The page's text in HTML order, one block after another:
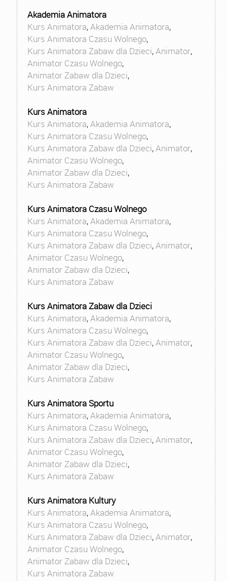
Akademia Animatora
Kurs Animatora,Akademia Animatora,
Kurs Animatora Czasu Wolnego,
Kurs Animatora Zabaw dla Dzieci,Animator,
Animator Czasu Wolnego,
Animator Zabaw dla Dzieci,
Kurs Animatora Zabaw
Kurs Animatora
Kurs Animatora,Akademia Animatora,
Kurs Animatora Czasu Wolnego,
Kurs Animatora Zabaw dla Dzieci,Animator,
Animator Czasu Wolnego,
Animator Zabaw dla Dzieci,
Kurs Animatora Zabaw
Kurs Animatora Czasu Wolnego
Kurs Animatora,Akademia Animatora,
Kurs Animatora Czasu Wolnego,
Kurs Animatora Zabaw dla Dzieci,Animator,
Animator Czasu Wolnego,
Animator Zabaw dla Dzieci,
Kurs Animatora Zabaw
Kurs Animatora Zabaw dla Dzieci
Kurs Animatora,Akademia Animatora,
Kurs Animatora Czasu Wolnego,
Kurs Animatora Zabaw dla Dzieci,Animator,
Animator Czasu Wolnego,
Animator Zabaw dla Dzieci,
Kurs Animatora Zabaw
Kurs Animatora Sportu
Kurs Animatora,Akademia Animatora,
Kurs Animatora Czasu Wolnego,
Kurs Animatora Zabaw dla Dzieci,Animator,
Animator Czasu Wolnego,
Animator Zabaw dla Dzieci,
Kurs Animatora Zabaw
Kurs Animatora Kultury
Kurs Animatora,Akademia Animatora,
Kurs Animatora Czasu Wolnego,
Kurs Animatora Zabaw dla Dzieci,Animator,
Animator Czasu Wolnego,
Animator Zabaw dla Dzieci,
Kurs Animatora Zabaw